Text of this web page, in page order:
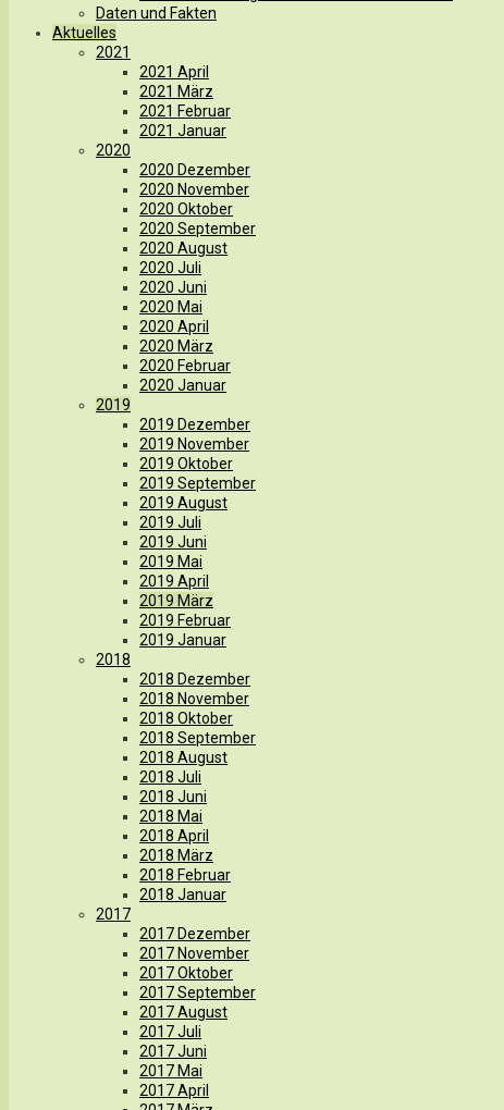
Daten und Fakten
Aktuelles
2021
2021 April
2021 März
2021 Februar
2021 Januar
2020
2020 Dezember
2020 November
2020 Oktober
2020 September
2020 August
2020 Juli
2020 Juni
2020 Mai
2020 April
2020 März
2020 Februar
2020 Januar
2019
2019 Dezember
2019 November
2019 Oktober
2019 September
2019 August
2019 Juli
2019 Juni
2019 Mai
2019 April
2019 März
2019 Februar
2019 Januar
2018
2018 Dezember
2018 November
2018 Oktober
2018 September
2018 August
2018 Juli
2018 Juni
2018 Mai
2018 April
2018 März
2018 Februar
2018 Januar
2017
2017 Dezember
2017 November
2017 Oktober
2017 September
2017 August
2017 Juli
2017 Juni
2017 Mai
2017 April